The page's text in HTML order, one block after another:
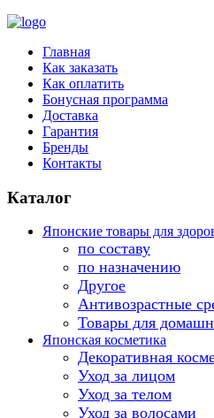
Главная
Как заказать
Как оплатить
Бонусная программа
Доставка
Гарантия
Бренды
Контакты
Каталог
Японские товары для
по составу
по назначению
Другое
Антивозрастные
Товары для
Японская косметика
Декоративная
Уход за лицом
Уход за телом
Уход за волосами